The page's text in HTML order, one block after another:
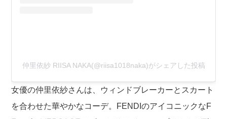
仲里依紗 RIISA NAKA(@riisa1018naka)がシェアした投稿
女優の仲里依紗さんは、ウィンドブレーカーとスカート
を合わせた華やかなコーデ。FENDIのアイコニックなF